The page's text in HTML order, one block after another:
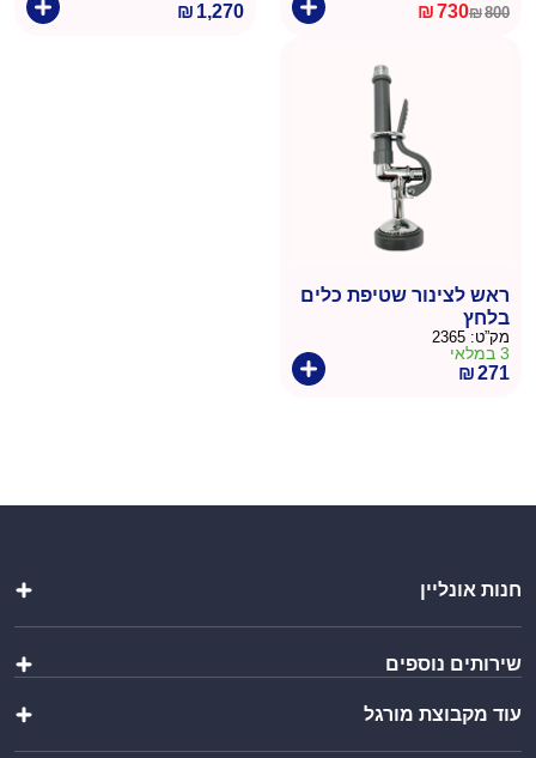
₪800
המחיר
₪730
המחיר
₪ 1,270
ראש לצינור שטיפת כלים
בלחץ
מק”ט: 2365
3 במלאי
₪271
חנות אונליין
שולחנות ומשטחי עבודה
ציוד מטבח
שירותים נוספים
הוראות הרכבה
עוד מקבוצת מורגל